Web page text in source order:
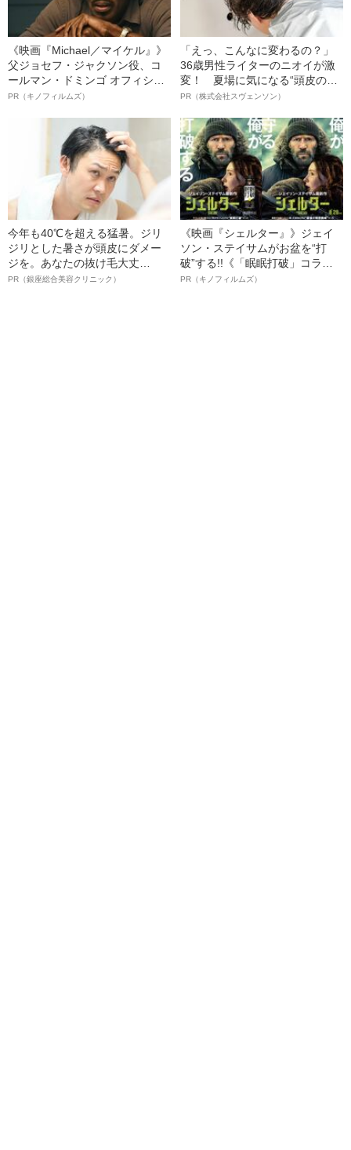
《映画『Michael／マイケル』》
父ジョセフ・ジャクソン役、コ
ールマン・ドミンゴ オフィシャ
ルインタビュー“観客を魅了した
語る”《日本興収70億円突破》
PR（キノフィルムズ）
「えっ、こんなに変わるの？」
36歳男性ライターのニオイが激
変！ 夏場に気になる“頭皮のニ
オイ”や“ベタつき”を解消す
ト”が生み出した徹底ケアとは
PR（株式会社スヴェンソン）
今年も40℃を超える猛暑。ジリ
ジリとした暑さが頭皮にダメー
ジを。あなたの抜け毛大丈
夫！？
PR（銀座総合美容クリニック）
《映画『シェルター』》ジェイ
ソン・ステイサムがお盆を“打
破”する!!《「眠眠打破」コラ
ボ》
PR（キノフィルムズ）